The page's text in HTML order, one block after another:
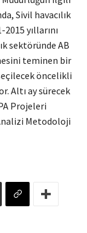
Sivil havacılık
yıllarını
sektöründe AB
teminen bir
öncelikli
Altı ay sürecek
Projeleri
Metodoloji